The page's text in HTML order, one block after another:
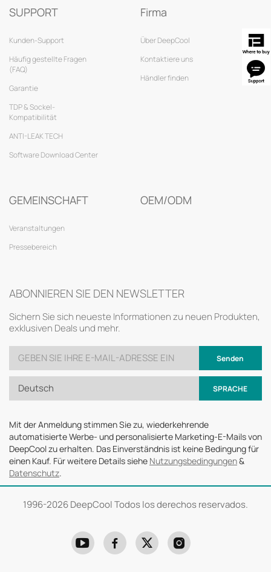
SUPPORT
Kunden-Support
Häufig gestellte Fragen
(FAQ)
Garantie
TDP & Sockel-
Kompatibilität
ANTI-LEAK TECH
Software Download Center
Firma
Über DeepCool
Kontaktiere uns
Händler finden
GEMEINSCHAFT
Veranstaltungen
Pressebereich
OEM/ODM
ABONNIEREN SIE DEN NEWSLETTER
Sichern Sie sich neueste Informationen zu neuen Produkten,
exklusiven Deals und mehr.
Senden
Deutsch SPRACHE
Mit der Anmeldung stimmen Sie zu, wiederkehrende
automatisierte Werbe- und personalisierte Marketing-E-Mails von
DeepCool zu erhalten. Das Einverständnis ist keine Bedingung für
einen Kauf. Für weitere Details siehe Nutzungsbedingungen&
Datenschutz.
1996-2026 DeepCool Todos los derechos reservados.